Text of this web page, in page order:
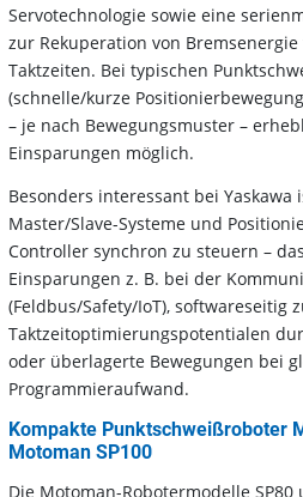
Servotechnologie sowie eine
zur Rekuperation von
Taktzeiten. Bei typischen
(schnelle/kurze
– je nach Bewegungsmuster –
Einsparungen möglich.
Besonders interessant bei
Master/Slave-Systeme und
Controller synchron zu steuern –
Einsparungen z. B. bei der
(Feldbus/Safety/IoT), softwareseitig
Taktzeitoptimierungspotentialen
oder überlagerte Bewegungen bei
Programmieraufwand.
Kompakte Punktschweißroboter
Motoman SP100
Die Motoman-Robotermodelle SP80